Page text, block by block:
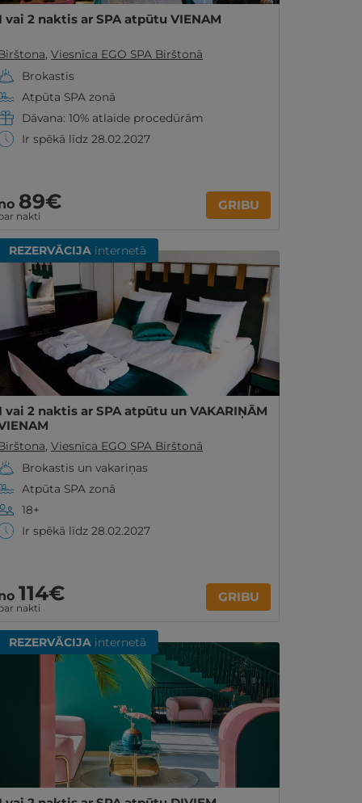
vai 2 naktis ar SPA atpūtu VIENAM
, Viesnīca EGO SPA Birštonā
Brokastis
Atpūta SPA zonā
Dāvana: 10% atlaide procedūrām
Ir spēkā līdz 28.02.2027
89€
nakti
GRIBU
REZERVĀCIJA internetā
vai 2 naktis ar SPA atpūtu un VAKARIŅĀM
, Viesnīca EGO SPA Birštonā
Brokastis un vakariņas
Atpūta SPA zonā
18+
Ir spēkā līdz 28.02.2027
114€
nakti
GRIBU
REZERVĀCIJA internetā